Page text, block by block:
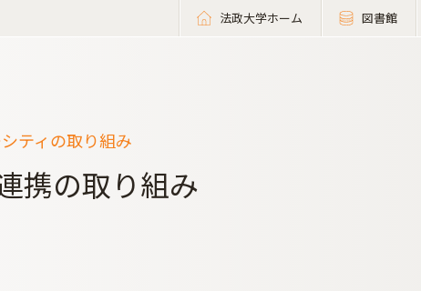
法政大学ホーム 図書館
ティの取り組み
携の取り組み